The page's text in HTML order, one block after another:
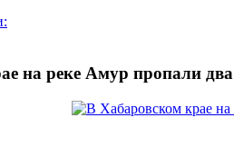
на реке Амур пропали